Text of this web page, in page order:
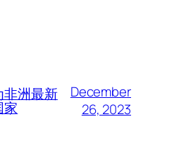
非洲最新
家
December
26, 2023